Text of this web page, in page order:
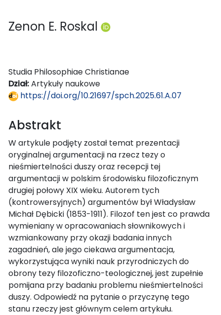
Zenon E. Roskal
Studia Philosophiae Christianae
Dział:Artykuły naukowe
https://doi.org/10.21697/spch.2025.61.A.07
Abstrakt
W artykule podjęty został temat prezentacji
oryginalnej argumentacji na rzecz tezy o
nieśmiertelności duszy oraz recepcji tej
argumentacji w polskim środowisku filozoficznym
drugiej połowy XIX wieku. Autorem tych
(kontrowersyjnych) argumentów był Władysław
Michał Dębicki (1853-1911). Filozof ten jest co prawda
wymieniany w opracowaniach słownikowych i
wzmiankowany przy okazji badania innych
zagadnień, ale jego ciekawa argumentacja,
wykorzystująca wyniki nauk przyrodniczych do
obrony tezy filozoficzno-teologicznej, jest zupełnie
pomijana przy badaniu problemu nieśmiertelności
duszy. Odpowiedź na pytanie o przyczynę tego
stanu rzeczy jest głównym celem artykułu.